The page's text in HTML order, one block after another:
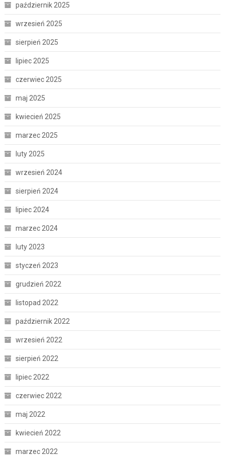
październik 2025
wrzesień 2025
sierpień 2025
lipiec 2025
czerwiec 2025
maj 2025
kwiecień 2025
marzec 2025
luty 2025
wrzesień 2024
sierpień 2024
lipiec 2024
marzec 2024
luty 2023
styczeń 2023
grudzień 2022
listopad 2022
październik 2022
wrzesień 2022
sierpień 2022
lipiec 2022
czerwiec 2022
maj 2022
kwiecień 2022
marzec 2022